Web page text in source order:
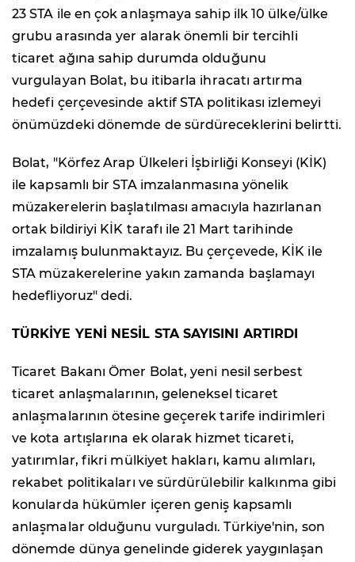
23 STA ile en çok anlaşmaya sahip ilk 10 ülke/ülke
grubu arasında yer alarak önemli bir tercihli
ticaret ağına sahip durumda olduğunu
vurgulayan Bolat, bu itibarla ihracatı artırma
hedefi çerçevesinde aktif STA politikası izlemeyi
önümüzdeki dönemde de sürdüreceklerini belirtti.
Bolat, "Körfez Arap Ülkeleri İşbirliği Konseyi (KİK)
ile kapsamlı bir STA imzalanmasına yönelik
müzakerelerin başlatılması amacıyla hazırlanan
ortak bildiriyi KİK tarafı ile 21 Mart tarihinde
imzalamış bulunmaktayız. Bu çerçevede, KİK ile
STA müzakerelerine yakın zamanda başlamayı
hedefliyoruz" dedi.
TÜRKİYE YENİ NESİL STA SAYISINI ARTIRDI
Ticaret Bakanı Ömer Bolat, yeni nesil serbest
ticaret anlaşmalarının, geleneksel ticaret
anlaşmalarının ötesine geçerek tarife indirimleri
ve kota artışlarına ek olarak hizmet ticareti,
yatırımlar, fikri mülkiyet hakları, kamu alımları,
rekabet politikaları ve sürdürülebilir kalkınma gibi
konularda hükümler içeren geniş kapsamlı
anlaşmalar olduğunu vurguladı. Türkiye'nin, son
dönemde dünya genelinde giderek yaygınlaşan